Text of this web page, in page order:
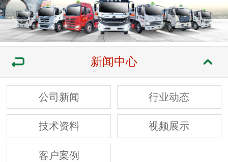
新闻中心
公司新闻 行业动态
技术资料 视频展示
客户案例